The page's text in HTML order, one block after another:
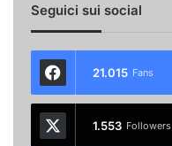
Seguici sui social
21.015 Fans
1.553 Followers